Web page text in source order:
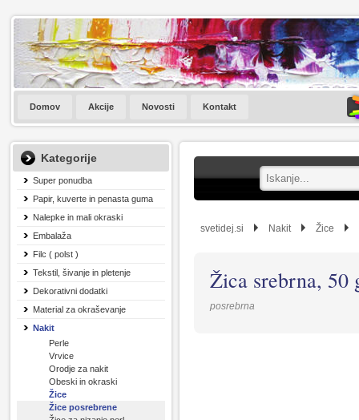
Domov Akcije Novosti Kontakt
Kategorije
Super ponudba
Papir, kuverte in penasta guma
Nalepke in mali okraski
Embalaža
Filc ( polst )
Tekstil, šivanje in pletenje
Dekorativni dodatki
Material za okraševanje
Nakit
Perle
Vrvice
Orodje za nakit
Obeski in okraski
Žice
Žice posrebrene
svetidej.si Nakit Žice
Žica srebrna, 50
posrebrna